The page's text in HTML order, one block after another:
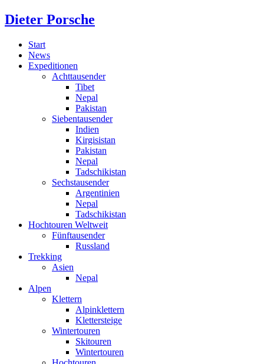
Dieter Porsche
Start
News
Expeditionen
Achttausender
Tibet
Nepal
Pakistan
Siebentausender
Indien
Kirgisistan
Pakistan
Nepal
Tadschikistan
Sechstausender
Argentinien
Nepal
Tadschikistan
Hochtouren Weltweit
Fünftausender
Russland
Trekking
Asien
Nepal
Alpen
Klettern
Alpinklettern
Klettersteige
Wintertouren
Skitouren
Wintertouren